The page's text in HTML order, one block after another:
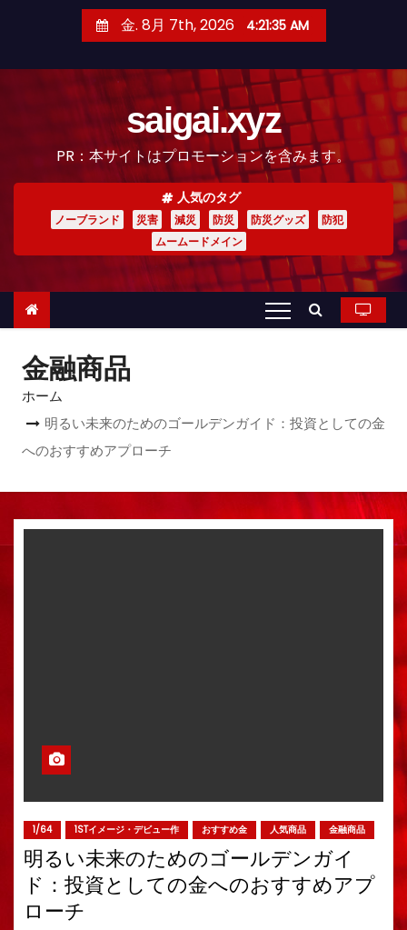
金. 8月 7th, 2026 4:21:36 AM
saigai.xyz
PR：本サイトはプロモーションを含みます。
人気のタグ
ノーブランド 災害 減災 防災 防災グッズ
防犯
ムームードメイン
金融商品
ホーム
明るい未来のためのゴールデンガイド：投資としての金
へのおすすめアプローチ
1/64 1STイメージ・デビュー作 おすすめ金 人気商品 金融商品
明るい未来のためのゴールデンガイ
ド：投資としての金へのおすすめアプ
ローチ